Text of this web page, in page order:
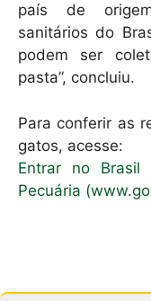
país de
sanitários do
podem ser
pasta”, concluiu.
Para conferir as
gatos, acesse:
Entrar no
Pecuária